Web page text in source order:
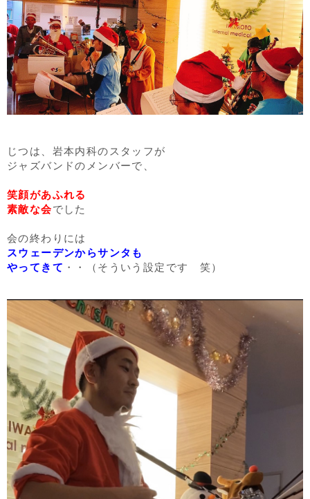
じつは、岩本内科のスタッフが
ジャズバンドのメンバーで、
笑顔があふれる
素敵な会でした
会の終わりには
スウェーデンからサンタも
やってきて ・・（そういう設定です 笑）